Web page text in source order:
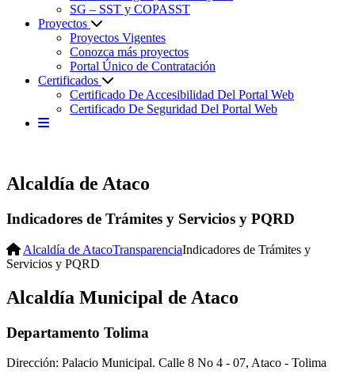
SG – SST y COPASST
Proyectos
Proyectos Vigentes
Conozca más proyectos
Portal Único de Contratación
Certificados
Certificado De Accesibilidad Del Portal Web
Certificado De Seguridad Del Portal Web
Alcaldía de Ataco
Indicadores de Trámites y Servicios y PQRD
Alcaldía de AtacoTransparenciaIndicadores de Trámites y
Servicios y PQRD
Alcaldía Municipal de Ataco
Departamento Tolima
Dirección: Palacio Municipal. Calle 8 No 4 - 07, Ataco - Tolima